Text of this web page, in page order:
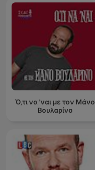
Ό,τι να 'ναι με τον Μάνο
Βουλαρίνο